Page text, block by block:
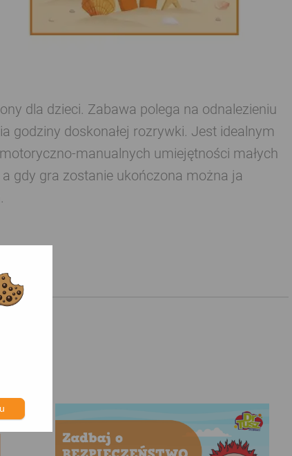
dla dzieci. Zabawa polega na odnalezieniu
godziny doskonałej rozrywki. Jest idealnym
manualnych umiejętności małych
gdy gra zostanie ukończona można ja